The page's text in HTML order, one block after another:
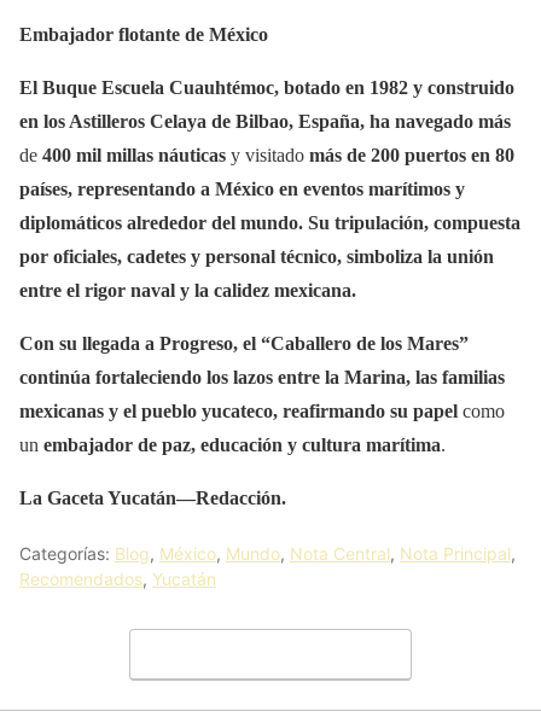
Embajador flotante de México
El Buque Escuela Cuauhtémoc, botado en 1982 y construido
en los Astilleros Celaya de Bilbao, España, ha navegado más
de 400 mil millas náuticas y visitado más de 200 puertos en 80
países, representando a México en eventos marítimos y
diplomáticos alrededor del mundo. Su tripulación, compuesta
por oficiales, cadetes y personal técnico, simboliza la unión
entre el rigor naval y la calidez mexicana.
Con su llegada a Progreso, el “Caballero de los Mares”
continúa fortaleciendo los lazos entre la Marina, las familias
mexicanas y el pueblo yucateco, reafirmando su papel como
un embajador de paz, educación y cultura marítima.
La Gaceta Yucatán—Redacción.
Categorías: Blog, México, Mundo, Nota Central, Nota Principal,
Recomendados, Yucatán